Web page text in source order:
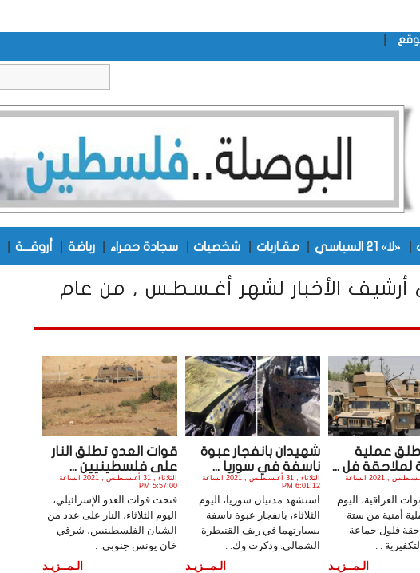
«لا» 21 السياسي مقـاربات شخصيات سجادة حمراء رياضة أروقـــة
أرشيف الأخبار لشهر أغـسـطـس , من عام
عملية
لملاحقة فل ...
الثلاثاء , 31 أغـسـطـس , 2021 الساعة
العراقية، اليوم
أمنية من ستة
فلول جماعة
. .
الـمــزيـد
شهيدان بانفجار عبوة
ناسفة في سوريا ...
الثلاثاء , 31 أغـسـطـس , 2021 الساعة
6:01:12 PM
استشهد مدنيان سوريا، اليوم
الثلاثاء، بانفجار عبوة ناسفة
بسيارتهما في ريف القنيطرة
الشمالي. وذكرت وك. .
الـمــزيـد
قوات العدو تطلق النار
على فلسطينيين ...
الثلاثاء , 31 أغـسـطـس , 2021 الساعة
5:57:00 PM
فتحت قوات العدو الإسرائيلي،
اليوم الثلاثاء، النار على عدد من
الشبان الفلسطينيين، شرقي
خان يونس جنوبي. .
الـمــزيـد